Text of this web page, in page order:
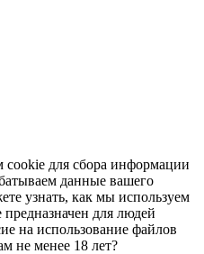
для сбора информации
данные вашего
узнать, как мы используем
для людей
на использование файлов
не менее 18 лет?